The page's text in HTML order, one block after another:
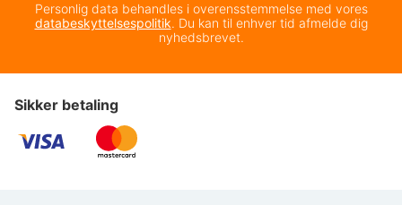
Personlig data behandles i overensstemmelse med vores
databeskyttelsespolitik. Du kan til enhver tid afmelde dig
nyhedsbrevet.
Sikker betaling